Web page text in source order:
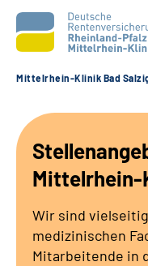
Unsere Angebote
Karriere
Mittelrhein-Klinik Bad
Mittelrhein-
Wir sind
medizinischen
Mitarbeitende in